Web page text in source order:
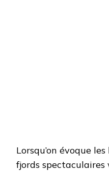
Lorsqu’on évoque
fjords